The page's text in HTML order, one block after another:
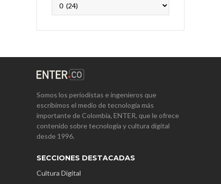
Somos los periodistas e ingenieros que
escribimos el medio de tecnología más
importante de Colombia, ENTER, que le ofrece
contenido sobre tecnología y cultura digital
desde 1996.
SECCIONES DESTACADAS
Cultura Digital